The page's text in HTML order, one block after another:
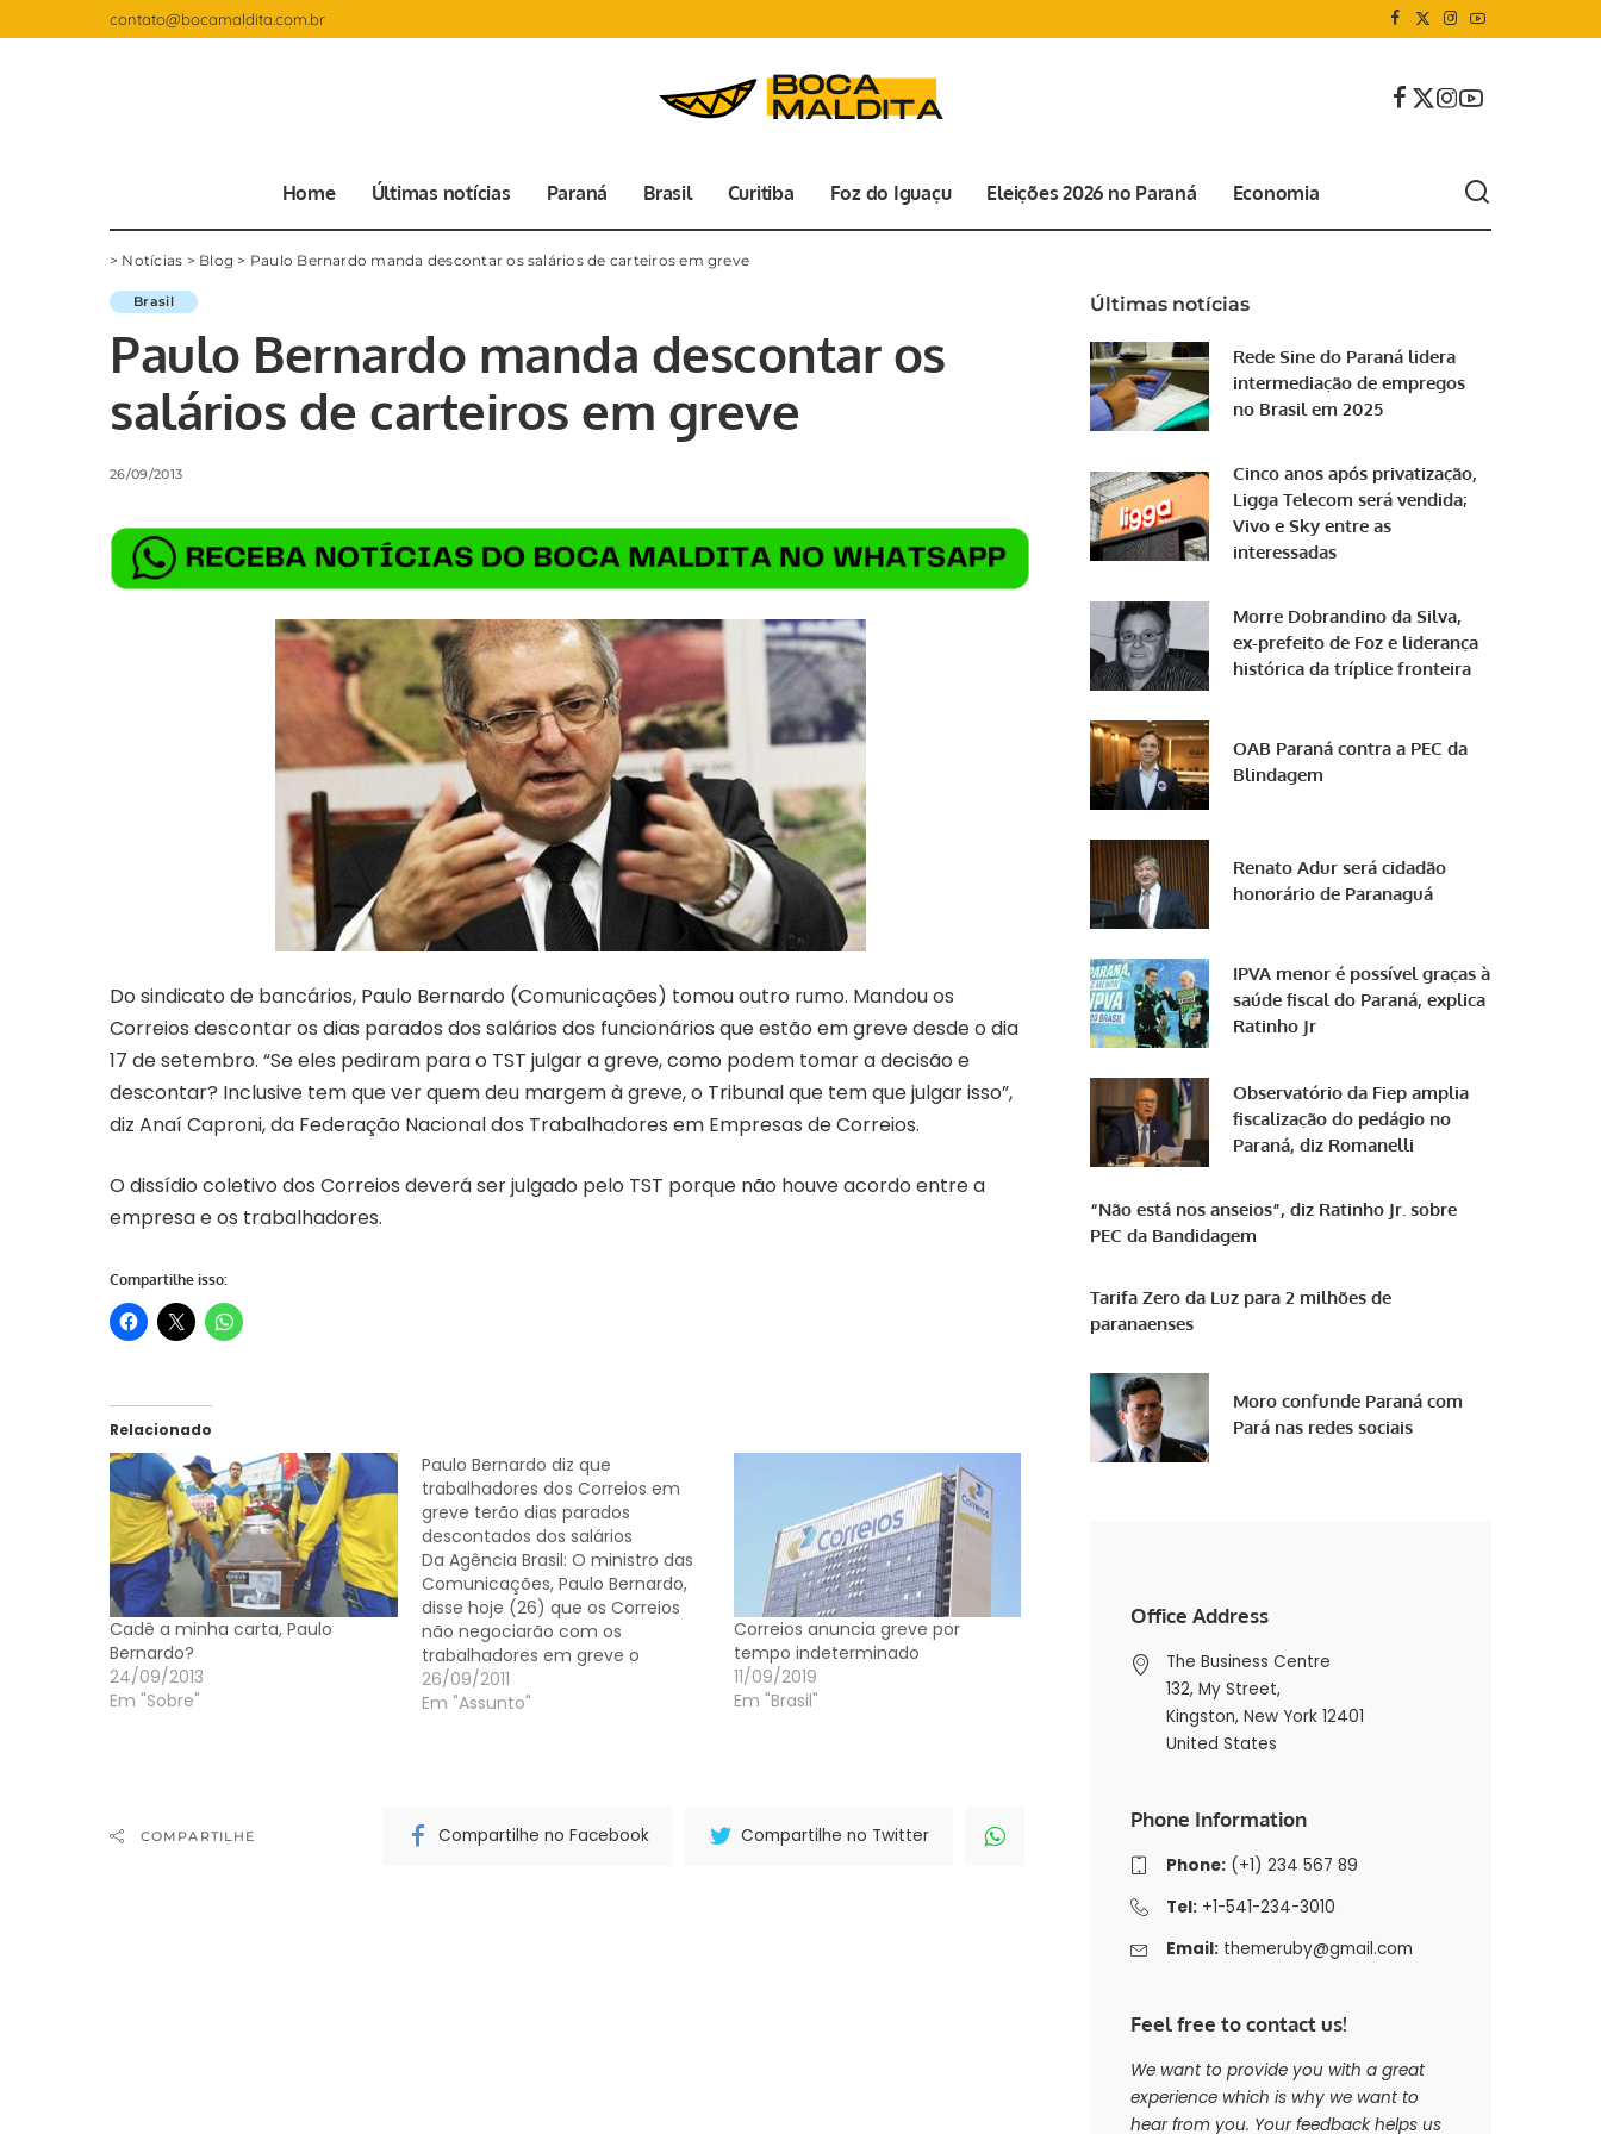
contato@bocamaldita.com.br
Home Últimas notícias Paraná Brasil Curitiba Foz do Iguaçu Eleições 2026 no Paraná Economia
> Notícias > Blog > Paulo Bernardo manda descontar os salários de carteiros em greve
Brasil
Paulo Bernardo manda descontar os
salários de carteiros em greve
26/09/2013
Do sindicato de bancários, Paulo Bernardo (Comunicações) tomou outro rumo. Mandou os
Correios descontar os dias parados dos salários dos funcionários que estão em greve desde o dia
17 de setembro. “Se eles pediram para o TST julgar a greve, como podem tomar a decisão e
descontar? Inclusive tem que ver quem deu margem à greve, o Tribunal que tem que julgar isso”,
diz Anaí Caproni, da Federação Nacional dos Trabalhadores em Empresas de Correios.
O dissídio coletivo dos Correios deverá ser julgado pelo TST porque não houve acordo entre a
empresa e os trabalhadores.
Compartilhe isso:
Relacionado
Cadê a minha carta, Paulo
Bernardo?
24/09/2013
Em "Sobre"
Paulo Bernardo diz que
trabalhadores dos Correios em
greve terão dias parados
descontados dos salários
Da Agência Brasil: O ministro das
Comunicações, Paulo Bernardo,
disse hoje (26) que os Correios
não negociarão com os
trabalhadores em greve o
pagamento dos dias parados.
Segundo o ministro, quase 80% da
26/09/2011
Em "Assunto"
Correios anuncia greve por
tempo indeterminado
11/09/2019
Em "Brasil"
COMPARTILHE Compartilhe no Facebook Compartilhe no Twitter
Últimas notícias
Rede Sine do Paraná lidera
intermediação de empregos
no Brasil em 2025
Cinco anos após privatização,
Ligga Telecom será vendida;
Vivo e Sky entre as
interessadas
Morre Dobrandino da Silva,
ex-prefeito de Foz e liderança
histórica da tríplice fronteira
OAB Paraná contra a PEC da
Blindagem
Renato Adur será cidadão
honorário de Paranaguá
IPVA menor é possível graças à
saúde fiscal do Paraná, explica
Ratinho Jr
Observatório da Fiep amplia
fiscalização do pedágio no
Paraná, diz Romanelli
“Não está nos anseios”, diz Ratinho Jr. sobre
PEC da Bandidagem
Tarifa Zero da Luz para 2 milhões de
paranaenses
Moro confunde Paraná com
Pará nas redes sociais
Office Address
The Business Centre
132, My Street,
Kingston, New York 12401
United States
Phone Information
Phone:(+1) 234 567 89
Tel:+1-541-234-3010
Email: themeruby@gmail.com
Feel free to contact us!
We want to provide you with a great
experience which is why we want to
hear from you. Your feedback helps us